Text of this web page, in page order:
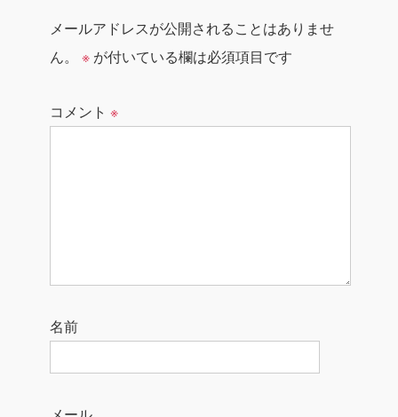
メールアドレスが公開されることはありませ
ん。
※ が付いている欄は必須項目です
コメント ※
名前